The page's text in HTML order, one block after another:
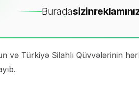
Buradasizin
və Türkiyə Silahlı Qüvvələrinin